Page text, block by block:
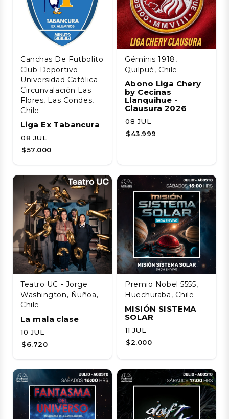
Canchas De Futbolito
Club Deportivo
Universidad Católica -
Circunvalación Las
Flores, Las Condes,
Chile
Liga Ex Tabancura
08 JUL
$57.000
Géminis 1918,
Quilpué, Chile
Abono Liga Chery
by Cecinas
Llanquihue -
Clausura 2026
08 JUL
$43.999
Teatro UC - Jorge
Washington, Ñuñoa,
Chile
La mala clase
10 JUL
$6.720
Premio Nobel 5555,
Huechuraba, Chile
MISIÓN SISTEMA
SOLAR
11 JUL
$2.000